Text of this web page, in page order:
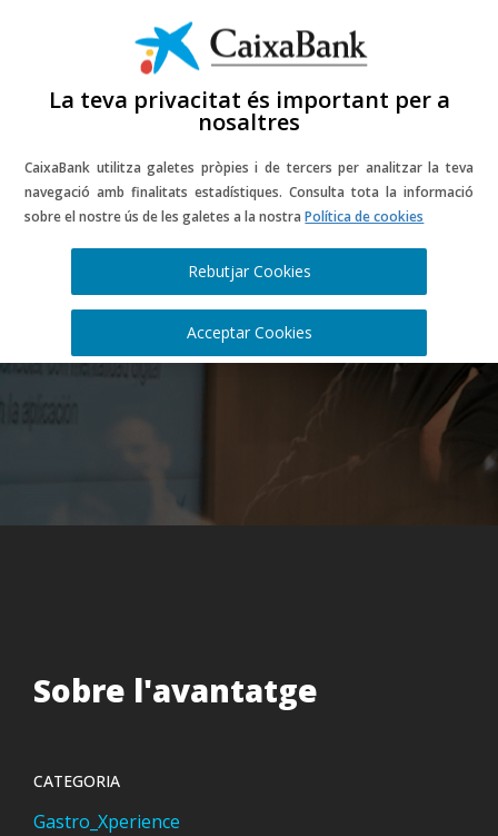
La teva privacitat és important per a
nosaltres
CaixaBank utilitza galetes pròpies i de tercers per analitzar la teva
navegació amb finalitats estadístiques. Consulta tota la informació
sobre el nostre ús de les galetes a la nostraPolítica de cookies
Rebutjar Cookies
Acceptar Cookies
Accés gratuït a
CaixaBankLab-
Campus
Sobre l'avantatge
CATEGORIA
Gastro_Xperience